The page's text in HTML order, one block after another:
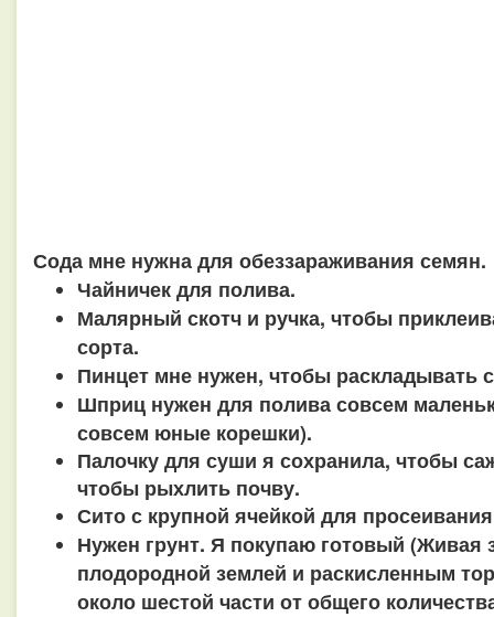
Сода мне нужна для обеззараживания семян.
Чайничек для полива.
Малярный скотч и ручка, чтобы
сорта.
Пинцет мне нужен, чтобы раскладывать
Шприц нужен для полива совсем
совсем юные корешки).
Палочку для суши я сохранила, чтобы
чтобы рыхлить почву.
Сито с крупной ячейкой для
Нужен грунт. Я покупаю готовый
плодородной землей и раскисленным
около шестой части от общего